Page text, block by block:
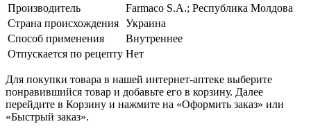
Производитель
Farmaco S.A.; Республика Молдова
Страна происхождения Украина
Способ применения
Внутреннее
Отпускается по рецепту Нет
Для покупки товара в нашей интернет-аптеке выберите
понравившийся товар и добавьте его в корзину. Далее
перейдите в Корзину и нажмите на «Оформить заказ» или
«Быстрый заказ».